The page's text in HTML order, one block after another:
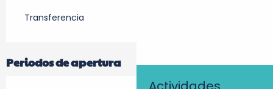
Transferencia
Periodos de apertura